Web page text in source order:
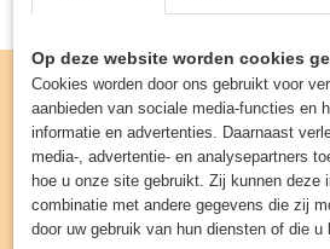
Inloggen Registreren
Op deze website worden cookies
Cookies worden door ons gebruikt voor
aanbieden van sociale media-functies en
informatie en advertenties. Daarnaast
media-, advertentie- en analysepartners
hoe u onze site gebruikt. Zij kunnen deze
combinatie met andere gegevens die zij
door uw gebruik van hun diensten of die u